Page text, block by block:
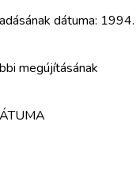
dátuma: 1994.
megújításának